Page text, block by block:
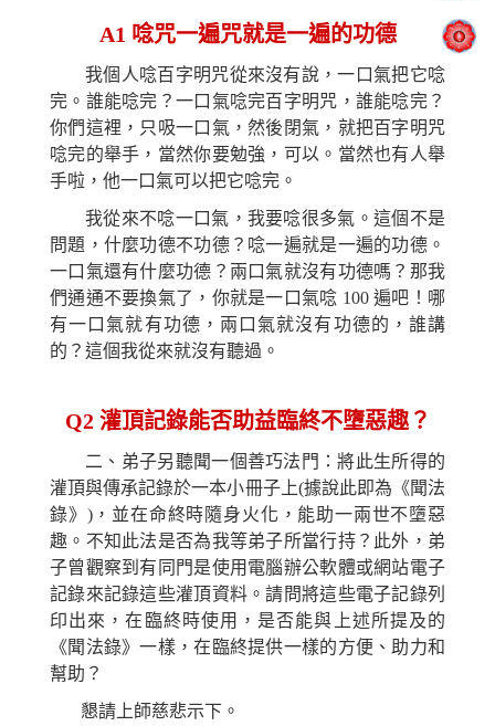
A1 唸咒一遍咒就是一遍的功德
我個人唸百字明咒從來沒有說，一口氣把它唸
完。誰能唸完？一口氣唸完百字明咒，誰能唸完？
你們這裡，只吸一口氣，然後閉氣，就把百字明咒
唸完的舉手，當然你要勉強，可以。當然也有人舉
手啦，他一口氣可以把它唸完。
我從來不唸一口氣，我要唸很多氣。這個不是
問題，什麼功德不功德？唸一遍就是一遍的功德。
一口氣還有什麼功德？兩口氣就沒有功德嗎？那我
們通通不要換氣了，你就是一口氣唸 100 遍吧！哪
有一口氣就有功德，兩口氣就沒有功德的，誰講
的？這個我從來就沒有聽過。
Q2灌頂記錄能否助益臨終不墮惡趣？
二、弟子另聽聞一個善巧法門：將此生所得的
灌頂與傳承記錄於一本小冊子上(據說此即為《聞法
錄》)，並在命終時隨身火化，能助一兩世不墮惡
趣。不知此法是否為我等弟子所當行持？此外，弟
子曾觀察到有同門是使用電腦辦公軟體或網站電子
記錄來記錄這些灌頂資料。請問將這些電子記錄列
印出來，在臨終時使用，是否能與上述所提及的
《聞法錄》一樣，在臨終提供一樣的方便、助力和
幫助？
懇請上師慈悲示下。